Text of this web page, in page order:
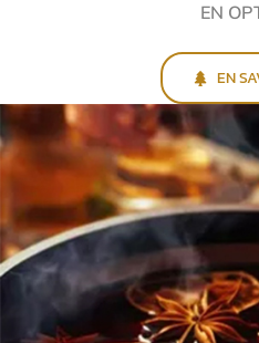
EN
EN